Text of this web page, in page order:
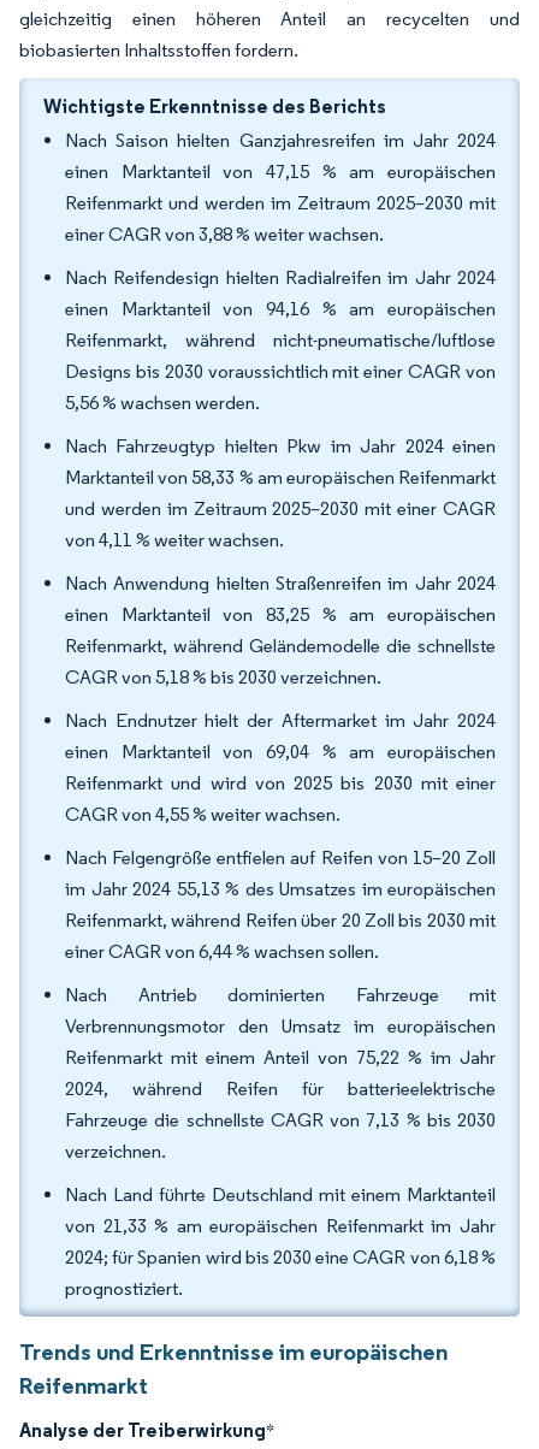
gleichzeitig einen höheren Anteil an recycelten und
biobasierten Inhaltsstoffen fordern.
Wichtigste Erkenntnisse des Berichts
Nach Saison hielten Ganzjahresreifen im Jahr 2024
einen Marktanteil von 47,15 % am europäischen
Reifenmarkt und werden im Zeitraum 2025–2030 mit
einer CAGR von 3,88 % weiter wachsen.
Nach Reifendesign hielten Radialreifen im Jahr 2024
einen Marktanteil von 94,16 % am europäischen
Reifenmarkt, während nicht-pneumatische/luftlose
Designs bis 2030 voraussichtlich mit einer CAGR von
5,56 % wachsen werden.
Nach Fahrzeugtyp hielten Pkw im Jahr 2024 einen
Marktanteil von 58,33 % am europäischen Reifenmarkt
und werden im Zeitraum 2025–2030 mit einer CAGR
von 4,11 % weiter wachsen.
Nach Anwendung hielten Straßenreifen im Jahr 2024
einen Marktanteil von 83,25 % am europäischen
Reifenmarkt, während Geländemodelle die schnellste
CAGR von 5,18 % bis 2030 verzeichnen.
Nach Endnutzer hielt der Aftermarket im Jahr 2024
einen Marktanteil von 69,04 % am europäischen
Reifenmarkt und wird von 2025 bis 2030 mit einer
CAGR von 4,55 % weiter wachsen.
Nach Felgengröße entfielen auf Reifen von 15–20 Zoll
im Jahr 2024 55,13 % des Umsatzes im europäischen
Reifenmarkt, während Reifen über 20 Zoll bis 2030 mit
einer CAGR von 6,44 % wachsen sollen.
Nach Antrieb dominierten Fahrzeuge mit
Verbrennungsmotor den Umsatz im europäischen
Reifenmarkt mit einem Anteil von 75,22 % im Jahr
2024, während Reifen für batterieelektrische
Fahrzeuge die schnellste CAGR von 7,13 % bis 2030
verzeichnen.
Nach Land führte Deutschland mit einem Marktanteil
von 21,33 % am europäischen Reifenmarkt im Jahr
2024; für Spanien wird bis 2030 eine CAGR von 6,18 %
prognostiziert.
Trends und Erkenntnisse im europäischen
Reifenmarkt
Analyse der Treiberwirkung*